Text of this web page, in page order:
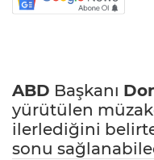
ABD Başkanı
yürütülen
ilerlediğini
sonu